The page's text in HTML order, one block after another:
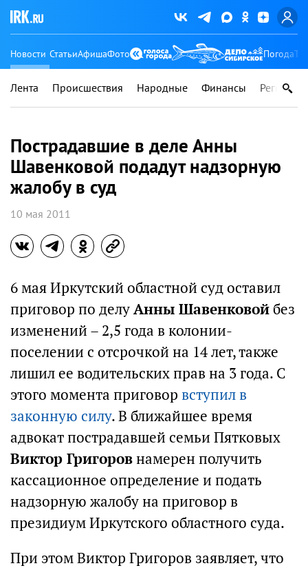
Новости СтатьиАфишаФото Погода
Лента Происшествия Народные Финансы Регионы
Пострадавшие в деле Анны
Шавенковой подадут надзорную
жалобу в суд
10 мая 2011
6 мая Иркутский областной суд оставил
приговор по делуАнны Шавенковойбез
изменений – 2,5 года в колонии-
поселении с отсрочкой на 14 лет, также
лишил ее водительских прав на 3 года. С
этого момента приговор вступил в
законную силу. В ближайшее время
адвокат пострадавшей семьи Пятковых
Виктор Григоровнамерен получить
кассационное определение и подать
надзорную жалобу на приговор в
президиум Иркутского областного суда.
При этом Виктор Григоров заявляет, что